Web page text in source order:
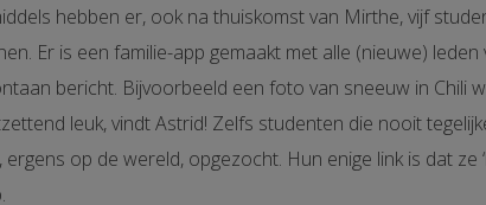
hebben er, ook na thuiskomst van Mirthe, vijf
Er is een familie-app gemaakt met alle (nieuwe)
bericht. Bijvoorbeeld een foto van sneeuw in Chili
leuk, vindt Astrid! Zelfs studenten die nooit
ergens op de wereld, opgezocht. Hun enige link is dat